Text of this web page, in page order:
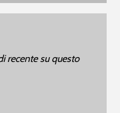
recente su questo